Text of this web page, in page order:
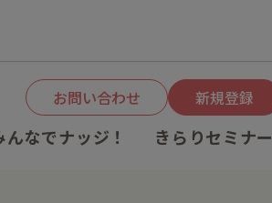
お問い合わせ 新規登録
んなでナッジ！ きらりセミナー